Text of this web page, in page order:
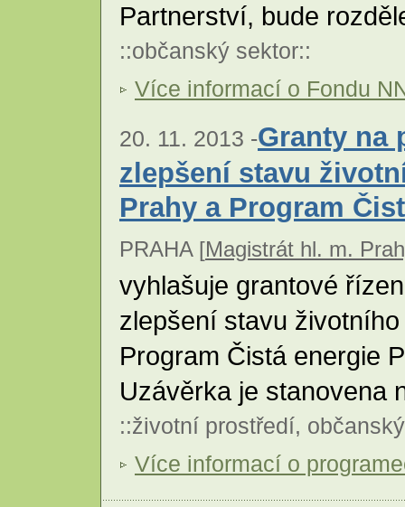
Partnerství, bude
::občanský sektor::
Více informací o Fondu
20. 11. 2013 -Granty na
zlepšení stavu
Prahy a Program
PRAHA [Magistrát hl. m.
vyhlašuje grantové
zlepšení stavu
Program Čistá energie
Uzávěrka je stanovena
::životní prostředí,
Více informací o